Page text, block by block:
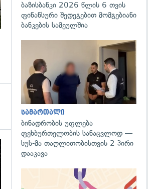
ბაზისბანკი 2026 წლის 6 თვის
ფინანსური შედეგებით მომგებიანი
ბანკების სამეულშია
სამართალი
ბინადრობის უფლება
ფეხბურთელობის სანაცვლოდ —
სუს-მა თაღლითობისთვის 2 პირი
დააკავა